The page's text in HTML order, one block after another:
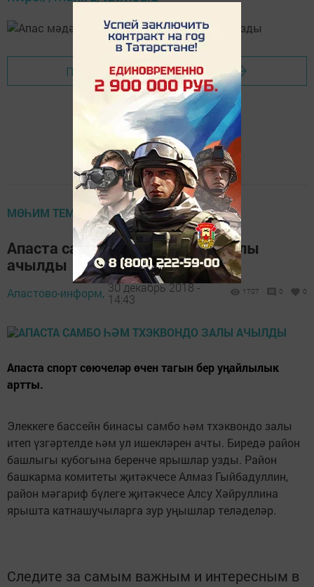
Перейти на страницу новости
МӨҺИМ ТЕМА
Апаста самбо һәм тхэквондо залы
ачылды
Апастово-информ, 30 декабрь 2018 -
14:43
1707 0 0
Апаста спорт сөючеләр өчен тагын бер уңайлылык
артты.
Элеккеге бассейн бинасы самбо һәм тхэквондо залы
итеп үзгәртелде һәм ул ишекләрен ачты. Биредә район
башлыгы кубогына беренче ярышлар узды. Район
башкарма комитеты җитәкчесе Алмаз Гыйбадуллин,
район мәгариф бүлеге җитәкчесе Алсу Хәйруллина
ярышта катнашучыларга зур уңышлар теләделәр.
Следите за самым важным и интересным в